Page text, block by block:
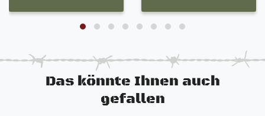
Das könnte Ihnen auch
gefallen